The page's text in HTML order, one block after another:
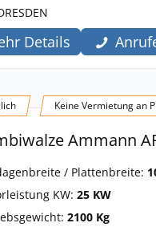
Details
Keine Vermietung an
Ammann
/ Plattenbreite:
KW: 25 KW
2100 Kg